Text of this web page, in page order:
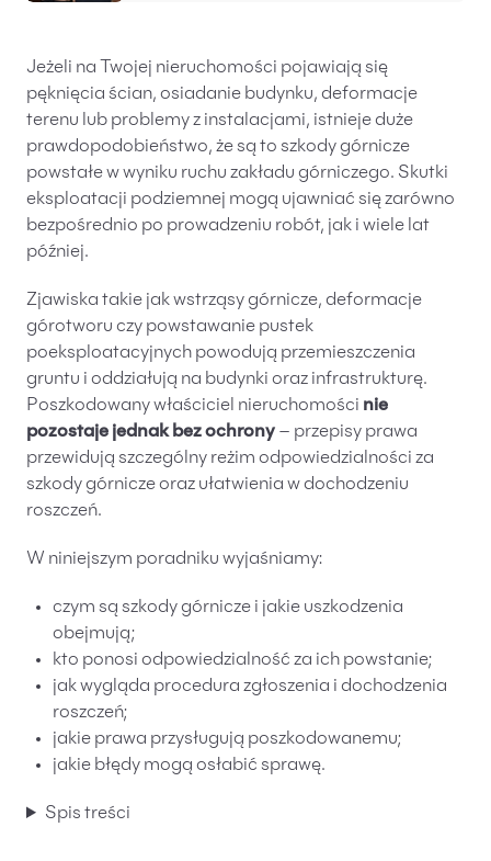
Doradztwo sukcesyjne
Ochrona majątku
Planowanie podatkowe
Restrukturyzacje
Spółki zagraniczne – wsparcie przedsiębiorców
Obsługa korporacyjna
Bieżące doradztwo prawne
Bieżące doradztwo prawne dla spółek z branży
IT
Doradztwo podatkowe
Likwidacje i upadłości spółek
Modelowanie i optymalizacja działalności IT
Przekształcenia spółek
Przygotowywanie umów w obrocie
międzynarodowym
Rejestracja spółek prawa handlowego
Legalizacja pobytu i pracy cudzoziemców
Księgowość
Jeżeli na Twojej nieruchomości pojawiają się
pęknięcia ścian, osiadanie budynku, deformacje
terenu lub problemy z instalacjami, istnieje duże
prawdopodobieństwo, że są to szkody górnicze
powstałe w wyniku ruchu zakładu górniczego. Skutki
eksploatacji podziemnej mogą ujawniać się zarówno
bezpośrednio po prowadzeniu robót, jak i wiele lat
później.
Zjawiska takie jak wstrząsy górnicze, deformacje
górotworu czy powstawanie pustek
poeksploatacyjnych powodują przemieszczenia
gruntu i oddziałują na budynki oraz infrastrukturę.
Poszkodowany właściciel nieruchomości nie
pozostaje jednak bez ochrony – przepisy prawa
przewidują szczególny reżim odpowiedzialności za
szkody górnicze oraz ułatwienia w dochodzeniu
roszczeń.
W niniejszym poradniku wyjaśniamy:
czym są szkody górnicze i jakie uszkodzenia
obejmują;
kto ponosi odpowiedzialność za ich powstanie;
jak wygląda procedura zgłoszenia i dochodzenia
roszczeń;
jakie prawa przysługują poszkodowanemu;
jakie błędy mogą osłabić sprawę.
Spis treści